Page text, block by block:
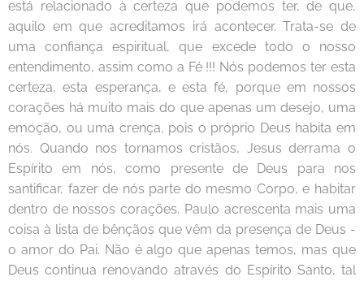
está relacionado à certeza que podemos ter, de que,
aquilo em que acreditamos irá acontecer. Trata-se de
uma confiança espiritual, que excede todo o nosso
entendimento, assim como a Fé !!! Nós podemos ter esta
certeza, esta esperança, e esta fé, porque em nossos
corações há muito mais do que apenas um desejo, uma
emoção, ou uma crença, pois o próprio Deus habita em
nós. Quando nos tornamos cristãos, Jesus derrama o
Espírito em nós, como presente de Deus para nos
santificar, fazer de nós parte do mesmo Corpo, e habitar
dentro de nossos corações. Paulo acrescenta mais uma
coisa à lista de bênçãos que vêm da presença de Deus -
o amor do Pai. Não é algo que apenas temos, mas que
Deus continua renovando através do Espírito Santo, tal